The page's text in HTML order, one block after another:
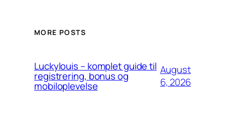
MORE POSTS
Luckylouis – komplet guide til
registrering, bonus og
mobiloplevelse
August
6, 2026